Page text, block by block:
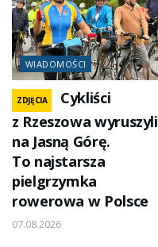
WIADOMOŚCI
ZDJĘCIA
Cykliści
z Rzeszowa wyruszyli
na Jasną Górę.
To najstarsza
pielgrzymka
rowerowa w Polsce
07.08.2026